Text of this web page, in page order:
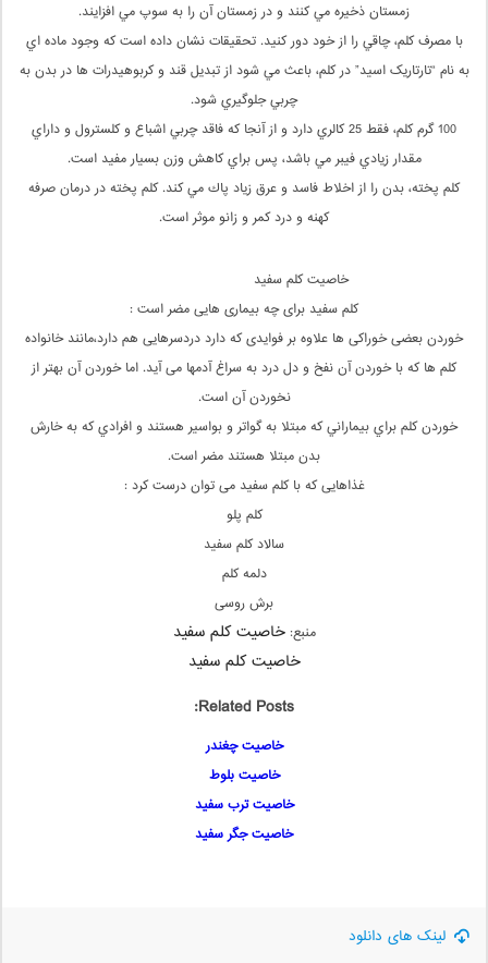
زمستان ذخيره مي کنند و در زمستان آن را به سوپ مي افزايند.
با مصرف کلم، چاقي را از خود دور کنيد. تحقيقات نشان داده است که وجود ماده اي
به نام “تارتاريک اسيد” در کلم، باعث مي شود از تبديل قند و کربوهيدرات ها در بدن به
چربي جلوگيري شود.
100 گرم کلم، فقط 25 کالري دارد و از آنجا که فاقد چربي اشباع و کلسترول و داراي
مقدار زيادي فيبر مي باشد، پس براي کاهش وزن بسيار مفيد است.
كلم پخته، بدن را از اخلاط فاسد و عرق زياد پاك مي كند. كلم پخته در درمان صرفه
كهنه و درد كمر و زانو موثر است.
خاصیت کلم سفید
کلم سفید برای چه بیماری هایی مضر است :
خوردن بعضی خوراکی ها علاوه بر فوایدی که دارد دردسرهایی هم دارد،مانند خانواده
کلم ها که با خوردن آن نفخ و دل درد به سراغ آدمها می آید. اما خوردن آن بهتر از
نخوردن آن است.
خوردن كلم براي بيماراني كه مبتلا به گواتر و بواسير هستند و افرادي كه به خارش
بدن مبتلا هستند مضر است.
غذاهایی که با کلم سفید می توان درست کرد :
کلم پلو
سالاد کلم سفید
دلمه کلم
برش روسی
منبع:خاصیت کلم سفید
خاصیت کلم سفید
Related Posts:
خاصیت چغندر
خاصیت بلوط
خاصیت ترب سفید
خاصیت جگر سفید
لینک های دانلود